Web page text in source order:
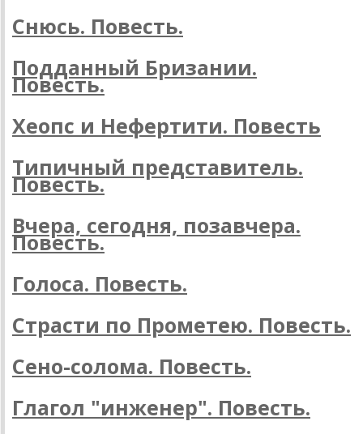
Снюсь. Повесть.
Подданный Бризании.
Повесть.
Хеопс и Нефертити. Повесть
Типичный представитель.
Повесть.
Вчера, сегодня, позавчера.
Повесть.
Голоса. Повесть.
Страсти по Прометею. Повесть.
Сено-солома. Повесть.
Глагол "инженер". Повесть.